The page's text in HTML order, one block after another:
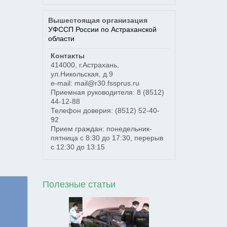
Вышестоящая организация
УФССП России по Астраханской
области
Контакты
414000, г.Астрахань,
ул.Никольская, д.9
e-mail: mail@r30.fssprus.ru
Приемная руководителя: 8 (8512)
44-12-88
Телефон доверия: (8512) 52-40-
92
Прием граждан: понедельник-
пятница с 8:30 до 17:30, перерыв
с 12:30 до 13:15
Полезные статьи